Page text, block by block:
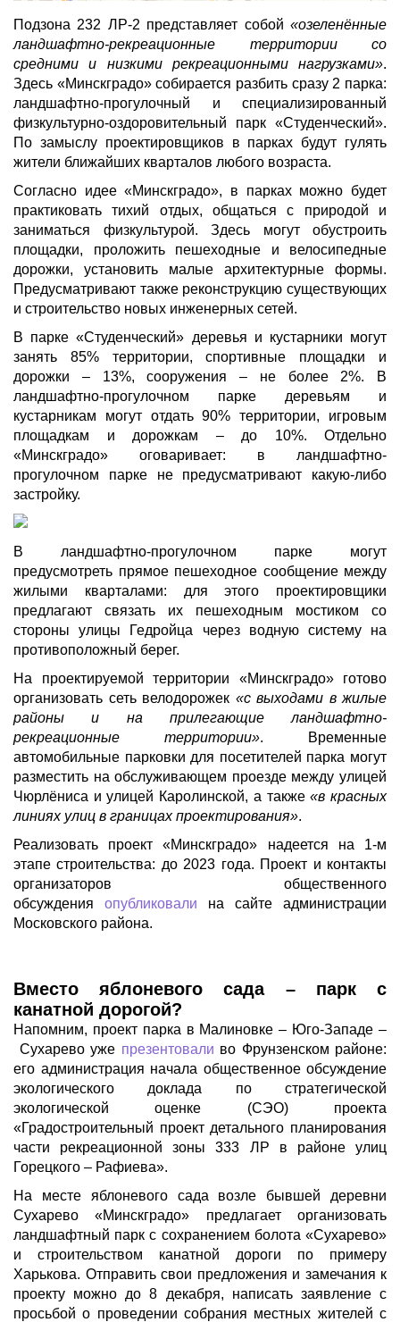
Подзона 232 ЛР-2 представляет собой «озеленённые
ландшафтно-рекреационные территории со
средними и низкими рекреационными нагрузками».
Здесь «Минскградо» собирается разбить сразу 2 парка:
ландшафтно-прогулочный и специализированный
физкультурно-оздоровительный парк «Студенческий».
По замыслу проектировщиков в парках будут гулять
жители ближайших кварталов любого возраста.
Согласно идее «Минскградо», в парках можно будет
практиковать тихий отдых, общаться с природой и
заниматься физкультурой. Здесь могут обустроить
площадки, проложить пешеходные и велосипедные
дорожки, установить малые архитектурные формы.
Предусматривают также реконструкцию существующих
и строительство новых инженерных сетей.
В парке «Студенческий» деревья и кустарники могут
занять 85% территории, спортивные площадки и
дорожки – 13%, сооружения – не более 2%. В
ландшафтно-прогулочном парке деревьям и
кустарникам могут отдать 90% территории, игровым
площадкам и дорожкам – до 10%. Отдельно
«Минскградо» оговаривает: в ландшафтно-
прогулочном парке не предусматривают какую-либо
застройку.
В ландшафтно-прогулочном парке могут
предусмотреть прямое пешеходное сообщение между
жилыми кварталами: для этого проектировщики
предлагают связать их пешеходным мостиком со
стороны улицы Гедройца через водную систему на
противоположный берег.
На проектируемой территории «Минскградо» готово
организовать сеть велодорожек «с выходами в жилые
районы и на прилегающие ландшафтно-
рекреационные территории». Временные
автомобильные парковки для посетителей парка могут
разместить на обслуживающем проезде между улицей
Чюрлёниса и улицей Каролинской, а также«в красных
линиях улиц в границах проектирования».
Реализовать проект «Минскградо» надеется на 1-м
этапе строительства: до 2023 года. Проект и контакты
организаторов общественного
обсуждения опубликовали на сайте администрации
Московского района.
Вместо яблоневого сада – парк с
канатной дорогой?
Напомним, проект парка в Малиновке – Юго-Западе –
Сухарево уже презентовали во Фрунзенском районе:
его администрация начала общественное обсуждение
экологического доклада по стратегической
экологической оценке (СЭО) проекта
«Градостроительный проект детального планирования
части рекреационной зоны 333 ЛР в районе улиц
Горецкого – Рафиева».
На месте яблоневого сада возле бывшей деревни
Сухарево «Минскградо» предлагает организовать
ландшафтный парк с сохранением болота «Сухарево»
и строительством канатной дороги по примеру
Харькова. Отправить свои предложения и замечания к
проекту можно до 8 декабря, написать заявление с
просьбой о проведении собрания местных жителей с